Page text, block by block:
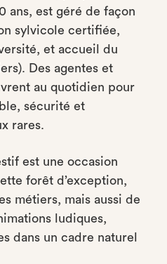
ans, est géré de façon
sylvicole certifiée,
et accueil du
Des agentes et
au quotidien pour
sécurité et
rares.
est une occasion
forêt d’exception,
métiers, mais aussi de
ludiques,
dans un cadre naturel